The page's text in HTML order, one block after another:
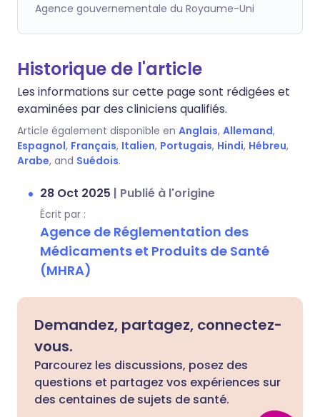
Agence gouvernementale du Royaume-Uni
Historique de l'article
Les informations sur cette page sont rédigées et
examinées par des cliniciens qualifiés.
Article également disponible en Anglais, Allemand,
Espagnol, Français, Italien, Portugais, Hindi, Hébreu,
Arabe, and Suédois.
28 Oct 2025 | Publié à l'origine
Écrit par :
Agence de Réglementation des
Médicaments et Produits de Santé
(MHRA)
Demandez, partagez, connectez-
vous.
Parcourez les discussions, posez des
questions et partagez vos expériences sur
des centaines de sujets de santé.